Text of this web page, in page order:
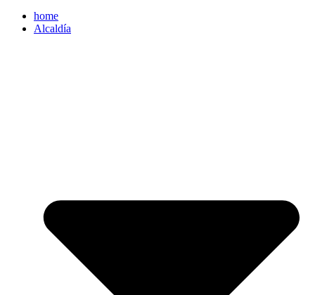
home
Alcaldía